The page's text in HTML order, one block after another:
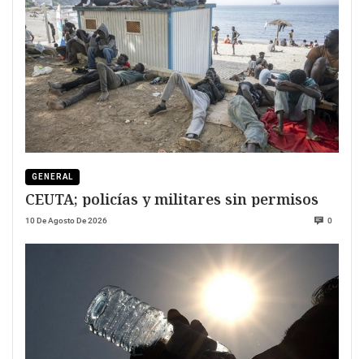
GENERAL
CEUTA; policías y militares sin permisos
10 De Agosto De 2026 0